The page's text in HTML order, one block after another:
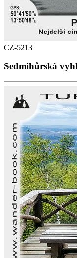
CZ-5213
Sedmihůrská